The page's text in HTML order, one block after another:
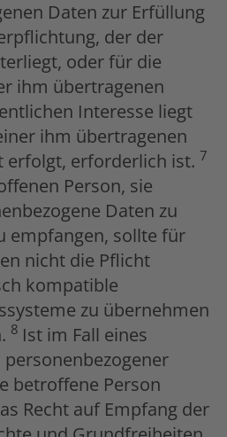
Daten zur Erfüllung
der der
oder für die
ihm übertragenen
Interesse liegt
ihm übertragenen
erfolgt, erforderlich ist. 7
Person, sie
Daten zu
empfangen, sollte für
nicht die Pflicht
kompatible
zu übernehmen
8 Ist im Fall eines
betroffene Person
Recht auf Empfang der